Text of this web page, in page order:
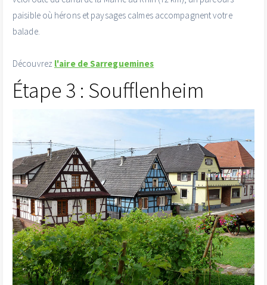
paisible où hérons et paysages calmes accompagnent votre
balade.
Découvrez l'aire de Sarreguemines
Étape 3 : Soufflenheim